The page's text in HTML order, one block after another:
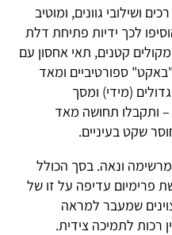
ושילובי גוונים, ומוטיב
לכך ידיות פתיחת דלת
קטנים, תאי אחסון עם
ספורטיביים ומאד
(מידי) ומסך
– ותקבלו תחושה מאד
שקט בעיניים.
ונאה. בסך הכולל
פרימיום עדיפה על זו של
שמעבר למראה
רכות לתמיכה צידית.